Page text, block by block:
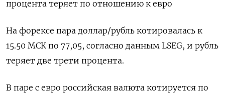
процента теряет по отношению к евро
На форексе пара доллар/рубль котировалась к
15.50 МСК по 77,05, согласно данным LSEG, и рубль
теряет две трети процента.
В паре с евро российская валюта котируется по